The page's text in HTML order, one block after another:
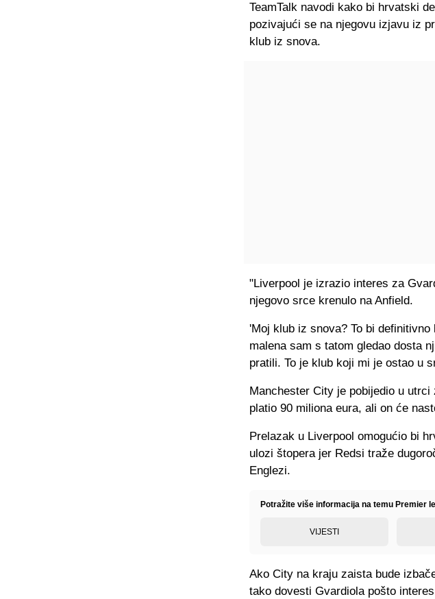
TeamTalk navodi kako bi hrvatski
pozivajući se na njegovu izjavu iz
klub iz snova.
"Liverpool je izrazio interes za
njegovo srce krenulo na Anfield.
'Moj klub iz snova? To bi
malena sam s tatom gledao dosta
pratili. To je klub koji mi je ostao u
Manchester City je pobijedio u
platio 90 miliona eura, ali on će
Prelazak u Liverpool omogućio bi
ulozi štopera jer Redsi traže
Englezi.
Potražite više informacija na temu Premier
VIJESTI
Ako City na kraju zaista bude
tako dovesti Gvardiola pošto